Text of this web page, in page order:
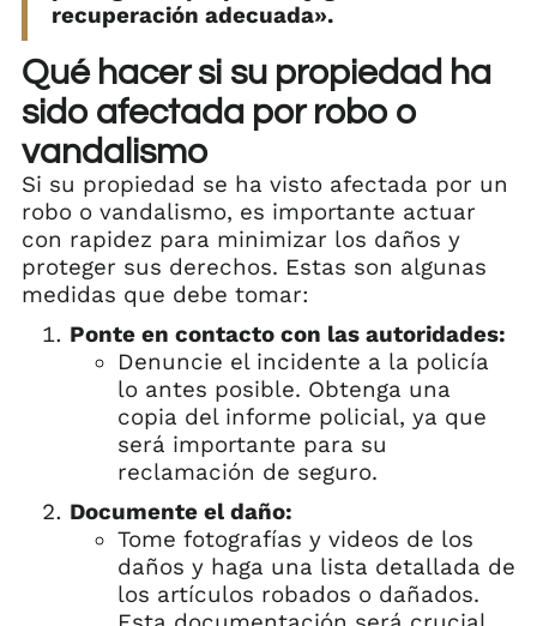
recuperación adecuada».
Qué hacer si su propiedad ha
sido afectada por robo o
vandalismo
Si su propiedad se ha visto afectada por un
robo o vandalismo, es importante actuar
con rapidez para minimizar los daños y
proteger sus derechos. Estas son algunas
medidas que debe tomar:
Ponte en contacto con las autoridades:
Denuncie el incidente a la policía
lo antes posible. Obtenga una
copia del informe policial, ya que
será importante para su
reclamación de seguro.
Documente el daño:
Tome fotografías y videos de los
daños y haga una lista detallada de
los artículos robados o dañados.